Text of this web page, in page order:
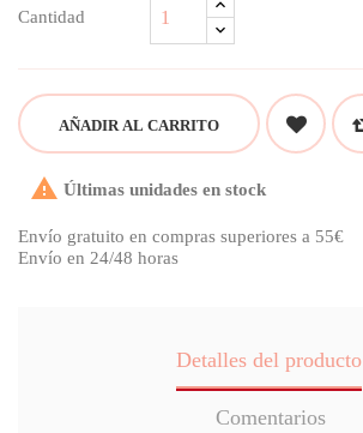
Cantidad
AÑADIR AL CARRITO
 Últimas unidades en stock
Envío gratuito en compras superiores a 55€
Envío en 24/48 horas
Detalles del producto
Comentarios